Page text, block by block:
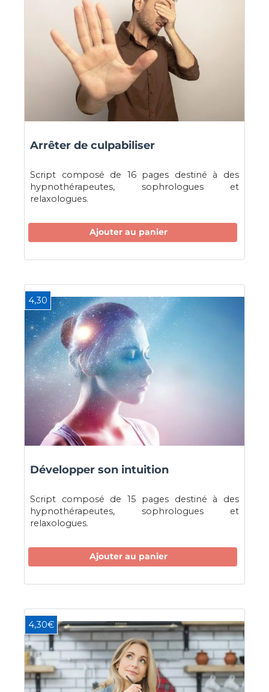
Arrêter de culpabiliser
Script composé de 16 pages destiné à des
hypnothérapeutes, sophrologues et
relaxologues.
Ajouter au panier
4,30
Développer son intuition
Script composé de 15 pages destiné à des
hypnothérapeutes, sophrologues et
relaxologues.
Ajouter au panier
4,30€